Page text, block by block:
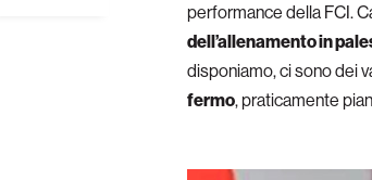
performance della FCI.
dell’allenamento in
disponiamo, ci sono dei
fermo, praticamente